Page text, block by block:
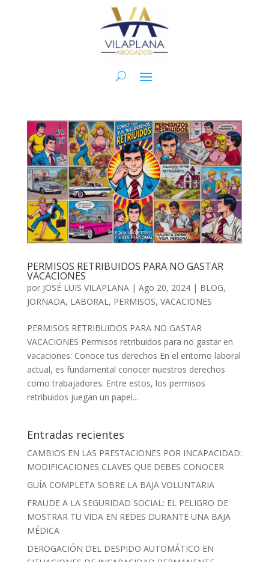
PERMISOS RETRIBUIDOS PARA NO GASTAR
VACACIONES
por JOSÉ LUIS VILAPLANA| Ago 20, 2024| BLOG,
JORNADA, LABORAL , PERMISOS, VACACIONES
PERMISOS RETRIBUIDOS PARA NO GASTAR
VACACIONES Permisos retribuidos para no gastar en
vacaciones: Conoce tus derechos En el entorno laboral
actual, es fundamental conocer nuestros derechos
como trabajadores. Entre estos, los permisos
retribuidos juegan un papel...
Entradas recientes
CAMBIOS EN LAS PRESTACIONES POR INCAPACIDAD:
MODIFICACIONES CLAVES QUE DEBES CONOCER
GUÍA COMPLETA SOBRE LA BAJA VOLUNTARIA
FRAUDE A LA SEGURIDAD SOCIAL: EL PELIGRO DE
MOSTRAR TU VIDA EN REDES DURANTE UNA BAJA
MÉDICA
DEROGACIÓN DEL DESPIDO AUTOMÁTICO EN